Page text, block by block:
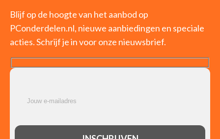
Blijf op de hoogte van het aanbod op
PConderdelen.nl, nieuwe aanbiedingen en speciale
acties. Schrijf je in voor onze nieuwsbrief.